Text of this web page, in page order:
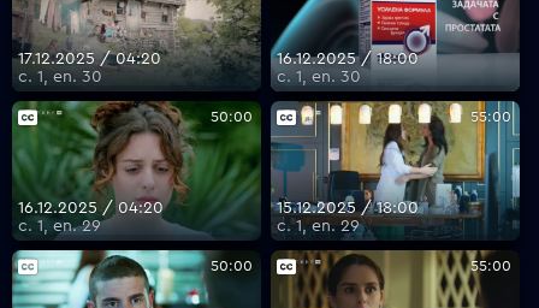
17.12.2025 / 04:20
с. 1, еп. 30
16.12.2025 / 18:00
с. 1, еп. 30
50:00
16.12.2025 / 04:20
с. 1, еп. 29
55:00
15.12.2025 / 18:00
с. 1, еп. 29
50:00 55:00